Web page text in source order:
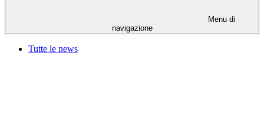
Menu di
navigazione
Tutte le news